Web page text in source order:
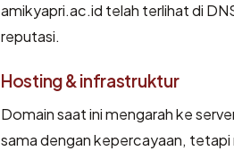
amikyapri.ac.id telah terlihat di
reputasi.
Hosting & infrastruktur
Domain saat ini mengarah ke
sama dengan kepercayaan,